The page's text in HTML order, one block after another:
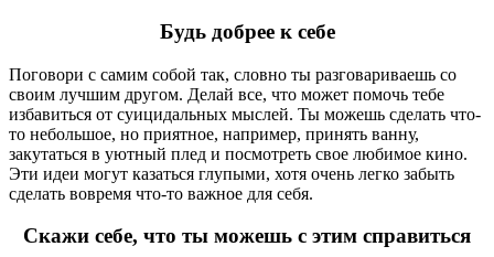
Будь добрее к себе
Поговори с самим собой так, словно ты разговариваешь со
своим лучшим другом. Делай все, что может помочь тебе
избавиться от суицидальных мыслей. Ты можешь сделать что-
то небольшое, но приятное, например, принять ванну,
закутаться в уютный плед и посмотреть свое любимое кино.
Эти идеи могут казаться глупыми, хотя очень легко забыть
сделать вовремя что-то важное для себя.
Скажи себе, что ты можешь с этим справиться